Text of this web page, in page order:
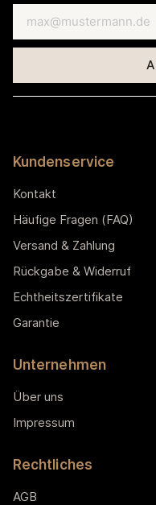
Kundenservice
Kontakt
Häufige Fragen (FAQ)
Versand & Zahlung
Rückgabe & Widerruf
Echtheitszertifikate
Garantie
Unternehmen
Über uns
Impressum
Rechtliches
AGB